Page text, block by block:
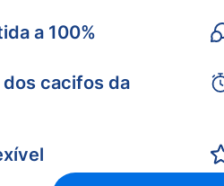
a 100%
cacifos da